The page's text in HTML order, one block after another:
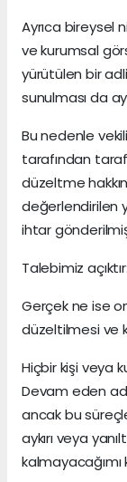
Ayrıca bireysel
ve kurumsal
yürütülen bir
sunulması da
Bu nedenle
tarafından
düzeltme
değerlendirilen
ihtar
Talebimiz açıktır:
Gerçek ne ise
düzeltilmesi ve
Hiçbir kişi veya
Devam eden
ancak bu
aykırı veya